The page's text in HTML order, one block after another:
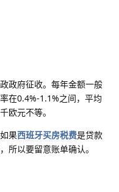
政府征收。每年金额一般
在0.4%-1.1%之间，平均
欧元不等。
果西班牙买房税费是贷款
所以要留意账单确认。